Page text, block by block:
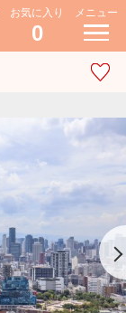
お気に入り
0
メニュー